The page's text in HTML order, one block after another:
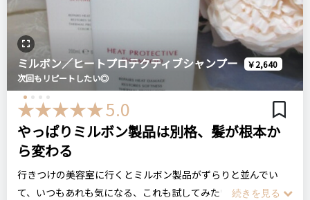
コメント（0 件）
比較したもの・こちらを選んだ理由
母親おすすめで使用
価格
1,800円
場所
母から頂き物
La Sana クリームシャンプー シャンプー
洗い上がりは軋む感じはなかったですが、指通りが良いと言う
わけでもなく・・という感じです。コンディショナーすれば問
題ナシ。
そして、香りが繊細。
シャンプーは『ナイトラベンダーアロマの香り』という、これ
ぞ THE女子の香りがします。
なんというか高級感のある香りとは違うのですが、どこか懐か
しいような優しさがあります。私はすごくリラックスできます
♪
ミルボン／ヒートプロテクティブシャンプー
￥2,640
次回もリピートしたい◎
5.0
やっぱりミルボン製品は別格、髪が根本か
ら変わる
行きつけの美容室に行くとミルボン製品がずらりと並んでい
て、いつもあれも気になる、これも試してみたいと思いながら